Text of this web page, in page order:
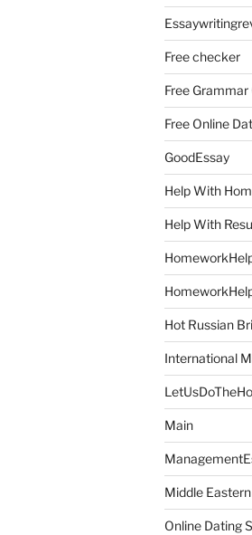
Free checker
Free
Free Online
GoodEssay
Help With
Help With
Hot Russian
International
Main
Middle
Online Dating